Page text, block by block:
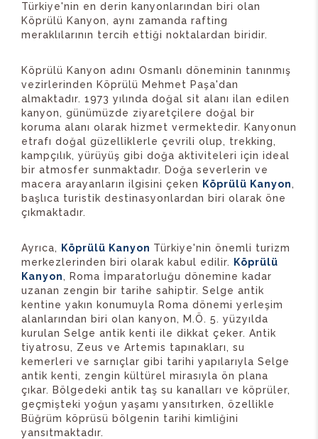
Türkiye'nin en derin kanyonlarından biri olan
Köprülü Kanyon, aynı zamanda rafting
meraklılarının tercih ettiği noktalardan biridir.
Köprülü Kanyon adını Osmanlı döneminin tanınmış
vezirlerinden Köprülü Mehmet Paşa'dan
almaktadır. 1973 yılında doğal sit alanı ilan edilen
kanyon, günümüzde ziyaretçilere doğal bir
koruma alanı olarak hizmet vermektedir. Kanyonun
etrafı doğal güzelliklerle çevrili olup, trekking,
kampçılık, yürüyüş gibi doğa aktiviteleri için ideal
bir atmosfer sunmaktadır. Doğa severlerin ve
macera arayanların ilgisini çeken
Köprülü Kanyon,
başlıca turistik destinasyonlardan biri olarak öne
çıkmaktadır.
Ayrıca, Köprülü Kanyon Türkiye'nin önemli turizm
merkezlerinden biri olarak kabul edilir.
Köprülü
Kanyon, Roma İmparatorluğu dönemine kadar
uzanan zengin bir tarihe sahiptir. Selge antik
kentine yakın konumuyla Roma dönemi yerleşim
alanlarından biri olan kanyon, M.Ö. 5. yüzyılda
kurulan Selge antik kenti ile dikkat çeker. Antik
tiyatrosu, Zeus ve Artemis tapınakları, su
kemerleri ve sarnıçlar gibi tarihi yapılarıyla Selge
antik kenti, zengin kültürel mirasıyla ön plana
çıkar. Bölgedeki antik taş su kanalları ve köprüler,
geçmişteki yoğun yaşamı yansıtırken, özellikle
Büğrüm köprüsü bölgenin tarihi kimliğini
yansıtmaktadır.